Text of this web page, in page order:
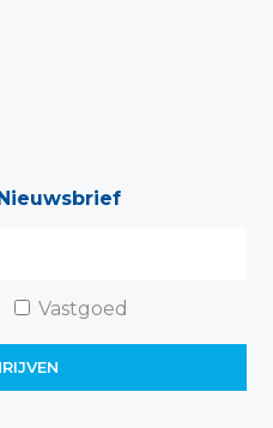
Vastgoed